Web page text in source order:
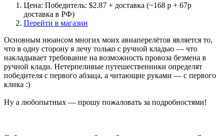
Цена: Победитель: $2.87 + доставка (~168 р + 67р
доставка в РФ)
Перейти в магазин
Основным нюансом многих моих авиаперелётов является то,
что в одну сторону я лечу только с ручной кладью — что
накладывает требование на возможность провоза безмена в
ручной клади. Нетерпеливые путешественники определят
победителя с первого абзаца, а читающие руками — с первого
клика :)
Ну а любопытных — прошу пожаловать за подробностями!